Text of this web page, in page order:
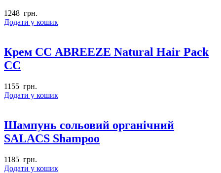
1248 грн.
Додати у кошик
Крем СС ABREEZE Natural Hair Pack
CC
1155 грн.
Додати у кошик
Шампунь сольовий органічний
SALACS Shampoo
1185 грн.
Додати у кошик